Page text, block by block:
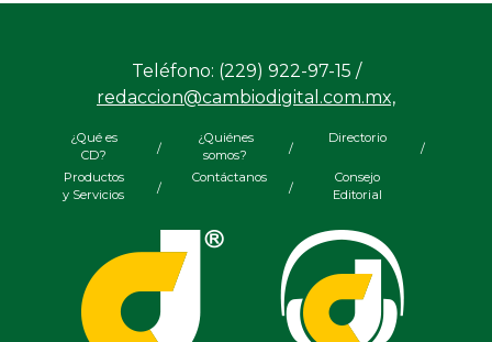
Teléfono: (229) 922-97-15 /
redaccion@cambiodigital.com.mx,
¿Qué es
CD?
/
¿Quiénes
somos?
/
Directorio
/
Productos
y Servicios
/
Contáctanos
/
Consejo
Editorial